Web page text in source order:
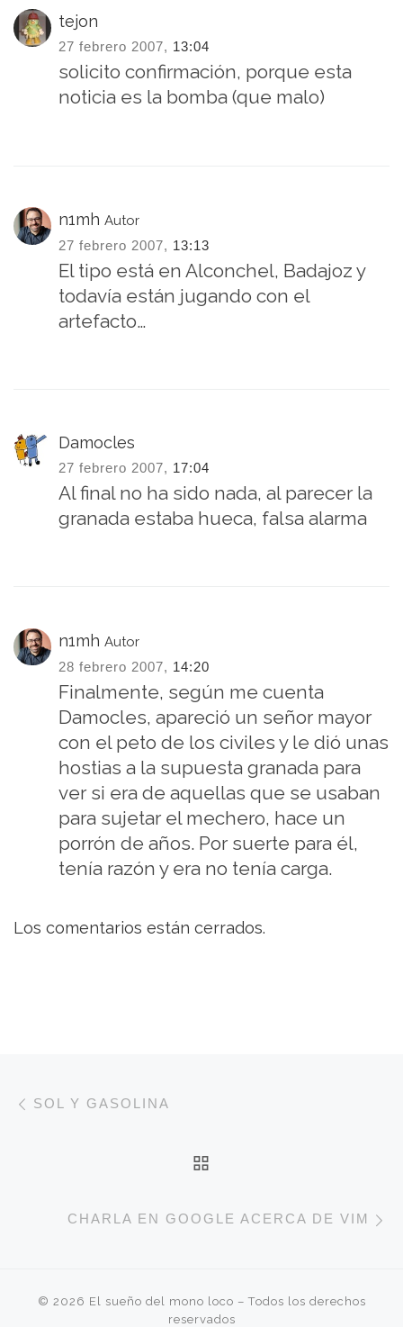
tejon
27 febrero 2007, 13:04
solicito confirmación, porque esta
noticia es la bomba (que malo)
n1mh Autor
27 febrero 2007, 13:13
El tipo está en Alconchel, Badajoz y
todavía están jugando con el
artefacto…
Damocles
27 febrero 2007, 17:04
Al final no ha sido nada, al parecer la
granada estaba hueca, falsa alarma
n1mh Autor
28 febrero 2007, 14:20
Finalmente, según me cuenta
Damocles, apareció un señor mayor
con el peto de los civiles y le dió unas
hostias a la supuesta granada para
ver si era de aquellas que se usaban
para sujetar el mechero, hace un
porrón de años. Por suerte para él,
tenía razón y era no tenía carga.
Los comentarios están cerrados.
Navegación de entradas
SOL Y GASOLINA
CHARLA EN GOOGLE ACERCA DE VIM
© 2026 El sueño del mono loco – Todos los derechos
reservados